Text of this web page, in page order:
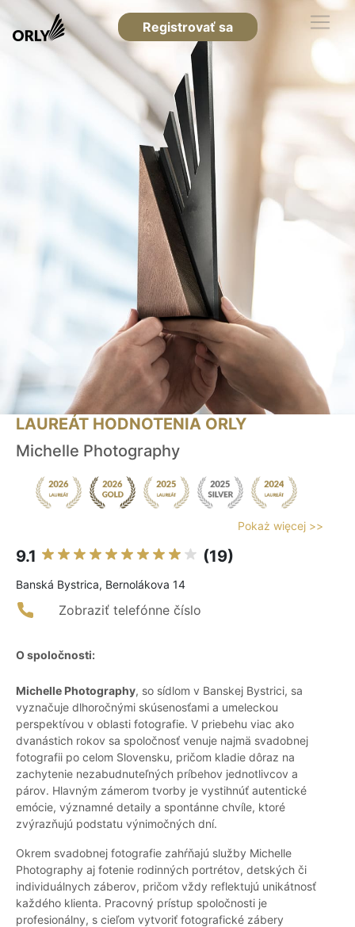
Registrovať sa
LAUREÁT HODNOTENIA ORLY
Michelle Photography
Pokaż więcej >>
9.1 (19)
Banská Bystrica, Bernolákova 14
Zobraziť telefónne číslo
O spoločnosti:
Michelle Photography, so sídlom v Banskej Bystrici, sa
vyznačuje dlhoročnými skúsenosťami a umeleckou
perspektívou v oblasti fotografie. V priebehu viac ako
dvanástich rokov sa spoločnosť venuje najmä svadobnej
fotografii po celom Slovensku, pričom kladie dôraz na
zachytenie nezabudnuteľných príbehov jednotlivcov a
párov. Hlavným zámerom tvorby je vystihnúť autentické
emócie, významné detaily a spontánne chvíle, ktoré
zvýrazňujú podstatu výnimočných dní.
Okrem svadobnej fotografie zahŕňajú služby Michelle
Photography aj fotenie rodinných portrétov, detských či
individuálnych záberov, pričom vždy reflektujú unikátnosť
každého klienta. Pracovný prístup spoločnosti je
profesionálny, s cieľom vytvoriť fotografické zábery